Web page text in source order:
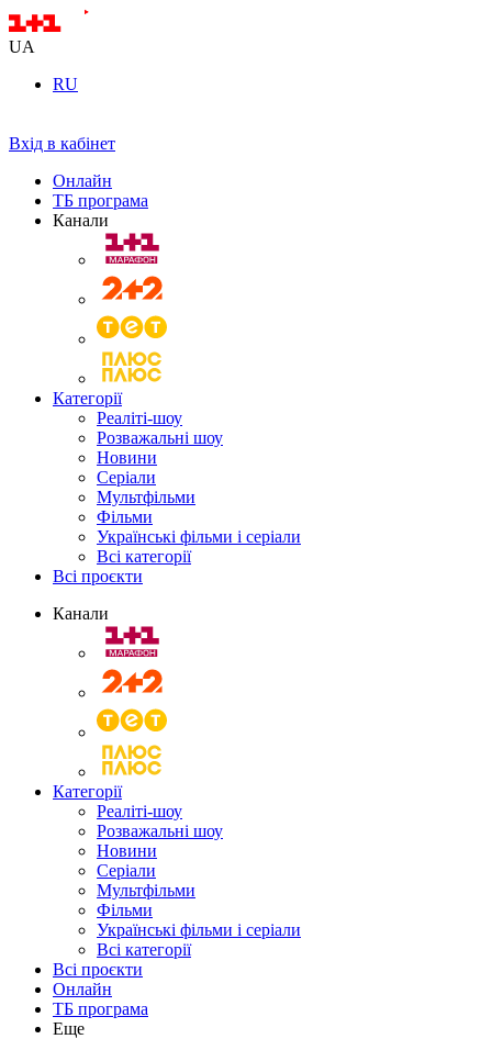
UA
RU
Вхід в кабінет
Онлайн
ТБ програма
Канали
Категорії
Реаліті-шоу
Розважальні шоу
Новини
Серіали
Мультфільми
Фільми
Українські фільми і серіали
Всі категорії
Всі проєкти
Канали
Категорії
Реаліті-шоу
Розважальні шоу
Новини
Серіали
Мультфільми
Фільми
Українські фільми і серіали
Всі категорії
Всі проєкти
Онлайн
ТБ програма
Еще